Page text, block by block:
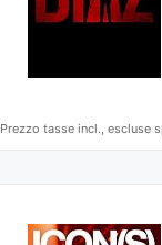
Prezzo tasse incl., escluse